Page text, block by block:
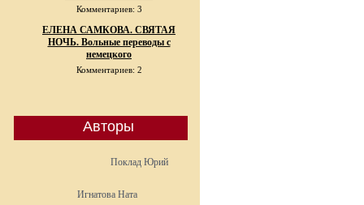
Комментариев: 3
ЕЛЕНА САМКОВА. СВЯТАЯ
НОЧЬ. Вольные переводы с
немецкого
Комментариев: 2
Авторы
Поклад Юрий
Игнатова Ната